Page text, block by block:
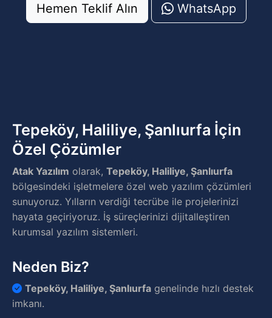
Hemen Teklif Alın WhatsApp
Tepeköy, Haliliye, Şanlıurfa İçin
Özel Çözümler
Atak Yazılım olarak, Tepeköy, Haliliye, Şanlıurfa
bölgesindeki işletmelere özel web yazılım çözümleri
sunuyoruz. Yılların verdiği tecrübe ile projelerinizi
hayata geçiriyoruz. İş süreçlerinizi dijitalleştiren
kurumsal yazılım sistemleri.
Neden Biz?
Tepeköy, Haliliye, Şanlıurfa genelinde hızlı destek
imkanı.